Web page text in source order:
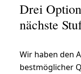
Drei
nächste
Wir haben den
bestmöglicher